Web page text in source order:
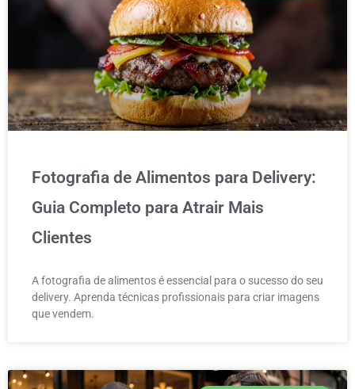
Fotografia de Alimentos para Delivery:
Guia Completo para Atrair Mais
Clientes
A fotografia de alimentos é essencial para o sucesso do seu
delivery. Aprenda técnicas profissionais para criar imagens
que vendem.